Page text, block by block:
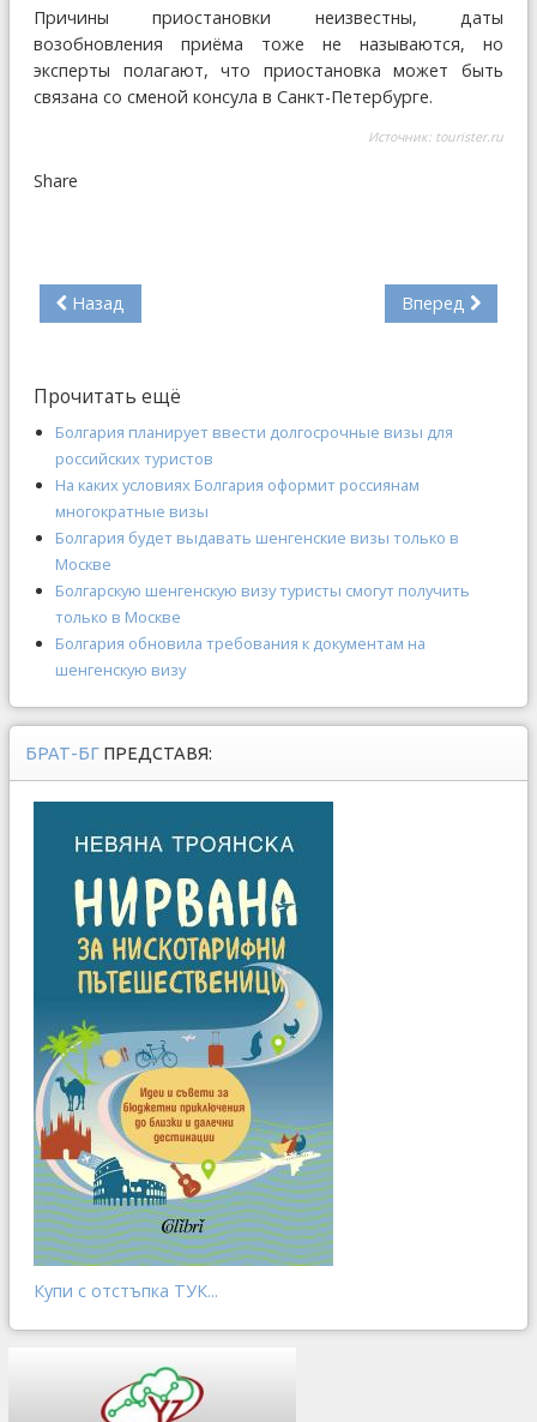
Причины приостановки неизвестны, даты
возобновления приёма тоже не называются, но
эксперты полагают, что приостановка может быть
связана со сменой консула в Санкт-Петербурге.
Источник: tourister.ru
Share
Назад Вперед
Прочитать ещё
Болгария планирует ввести долгосрочные визы для
российских туристов
На каких условиях Болгария оформит россиянам
многократные визы
Болгария будет выдавать шенгенские визы только в
Москве
Болгарскую шенгенскую визу туристы смогут получить
только в Москве
Болгария обновила требования к документам на
шенгенскую визу
БРАТ-БГ ПРЕДСТАВЯ:
Купи с отстъпка ТУК...